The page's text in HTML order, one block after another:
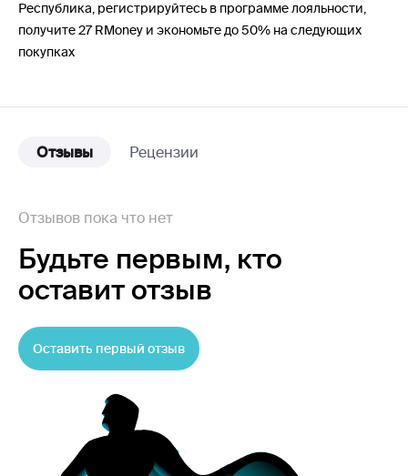
Республика, регистрируйтесь в программе лояльности,
получите 27 RMoney и экономьте до 50% на следующих
покупках
Отзывы Рецензии
Отзывов пока что нет
Будьте первым, кто
оставит отзыв
Оставить первый отзыв